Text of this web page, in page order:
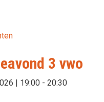
3 vwo
| 19:00 - 20:30